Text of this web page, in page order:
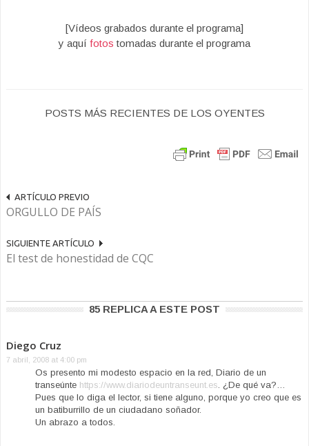
[Vídeos grabados durante el programa]
y aquí fotos tomadas durante el programa
POSTS MÁS RECIENTES DE LOS OYENTES
ARTÍCULO PREVIO
ORGULLO DE PAÍS
SIGUIENTE ARTÍCULO
El test de honestidad de CQC
85 REPLICA A ESTE POST
Diego Cruz
7 abril, 2008 at 4:00 pm
Os presento mi modesto espacio en la red, Diario de un
transeúnte https://www.diariodeuntranseunt.es. ¿De qué va?…
Pues que lo diga el lector, si tiene alguno, porque yo creo que es
un batiburrillo de un ciudadano soñador.
Un abrazo a todos.